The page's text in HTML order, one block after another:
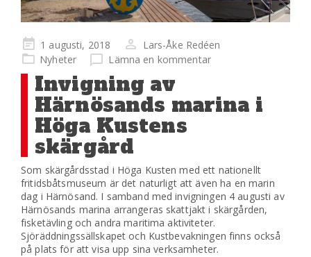
Publicerad
på
1 augusti, 2018
Lars-Åke Redéen
Nyheter
Lämna en kommentar
Invigning av
Härnösands marina i
Höga Kustens
skärgård
Som skärgårdsstad i Höga Kusten med ett nationellt
fritidsbåtsmuseum är det naturligt att även ha en marin
dag i Härnösand. I samband med invigningen 4 augusti av
Härnösands marina arrangeras skattjakt i skärgården,
fisketävling och andra maritima aktiviteter.
Sjöräddningssällskapet och Kustbevakningen finns också
på plats för att visa upp sina verksamheter.